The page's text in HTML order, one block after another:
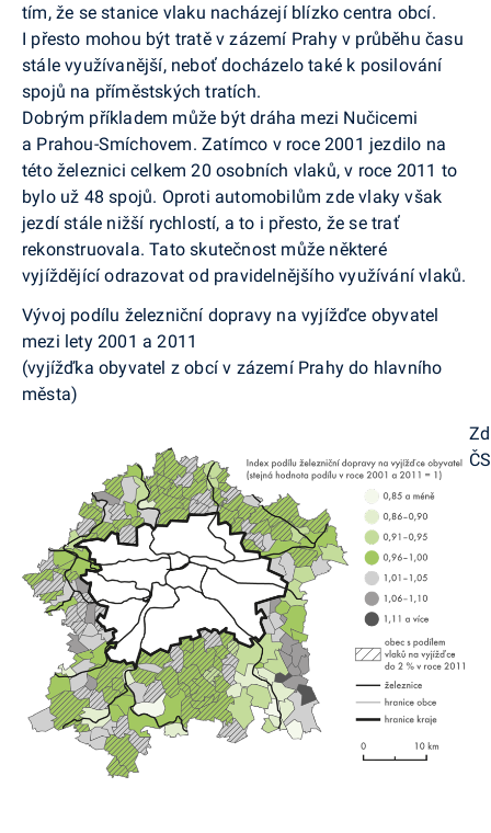
tím, že se stanice vlaku nacházejí blízko centra obcí.
I přesto mohou být tratě v zázemí Prahy v průběhu času
stále využívanější, neboť docházelo také k posilování
spojů na příměstských tratích.
Dobrým příkladem může být dráha mezi Nučicemi
a Prahou-Smíchovem. Zatímco v roce 2001 jezdilo na
této železnici celkem 20 osobních vlaků, v roce 2011 to
bylo už 48 spojů. Oproti automobilům zde vlaky však
jezdí stále nižší rychlostí, a to i přesto, že se trať
rekonstruovala. Tato skutečnost může některé
vyjíždějící odrazovat od pravidelnějšího využívání vlaků.
Vývoj podílu železniční dopravy na vyjížďce obyvatel
mezi lety 2001 a 2011
(vyjížďka obyvatel z obcí v zázemí Prahy do hlavního
města)